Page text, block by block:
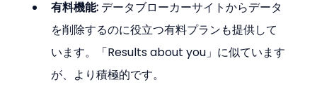
有料機能: データブローカーサイトからデータ
を削除するのに役立つ有料プランも提供して
います。「Results about you」に似ています
が、より積極的です。